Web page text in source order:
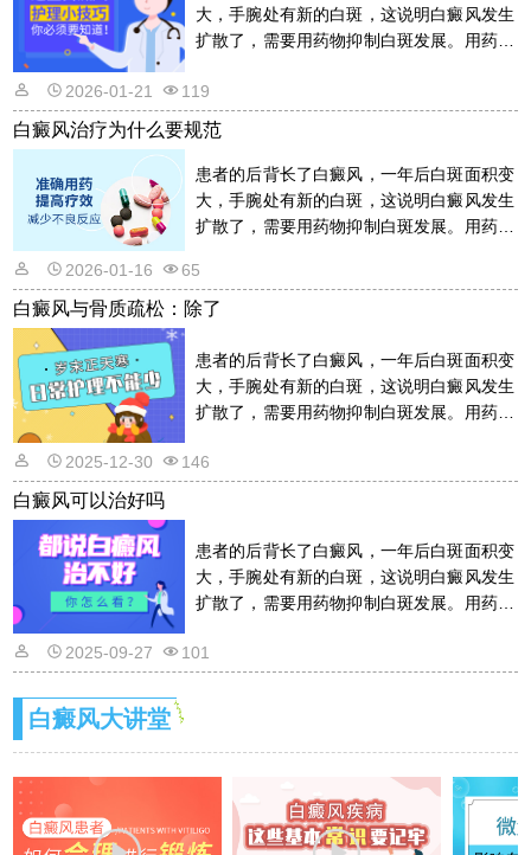
大，手腕处有新的白斑，这说明白癜风发生
扩散了，需要用药物抑制白斑发展。用药物
其反。详情请看文章介绍内容。
2026-01-21 119
白癜风治疗为什么要规范
患者的后背长了白癜风，一年后白斑面积变
大，手腕处有新的白斑，这说明白癜风发生
扩散了，需要用药物抑制白斑发展。用药物
其反。详情请看文章介绍内容。
2026-01-16 65
白癜风与骨质疏松：除了
患者的后背长了白癜风，一年后白斑面积变
大，手腕处有新的白斑，这说明白癜风发生
扩散了，需要用药物抑制白斑发展。用药物
其反。详情请看文章介绍内容。
2025-12-30 146
白癜风可以治好吗
患者的后背长了白癜风，一年后白斑面积变
大，手腕处有新的白斑，这说明白癜风发生
扩散了，需要用药物抑制白斑发展。用药物
其反。详情请看文章介绍内容。
2025-09-27 101
白癜风大讲堂